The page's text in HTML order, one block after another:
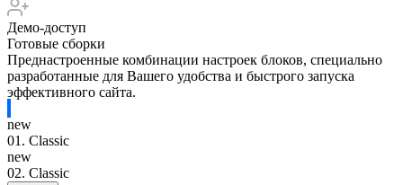
Демо-доступ
Готовые сборки
Преднастроенные комбинации настроек блоков, специально
разработанные для Вашего удобства и быстрого запуска
эффективного сайта.
new
01. Classic
new
02. Classic